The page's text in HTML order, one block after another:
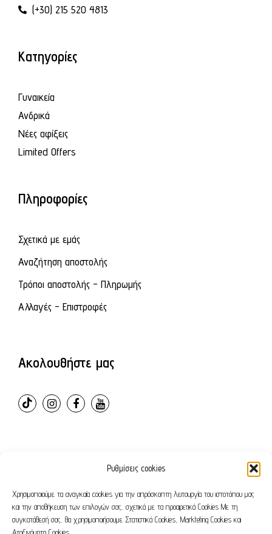
Ρυθμίσεις cookies
Χρησιμοποιούμε τα αναγκαία cookies για την απρόσκοπτη λειτουργία του ιστοτόπου μας
και την αποθήκευση των επιλογών σας, σχετικά με τα προαιρετικά Cookies Με τη
συγκατάθεσή σας, θα χρησιμοποιήσουμε Στατιστικά Cookies, Markteting Cookies και
(+30) 215 520 4813
Κατηγορίες
Γυναικεία
Ανδρικά
Νέες αφίξεις
Limited Offers
Πληροφορίες
Σχετικά με εμάς
Αναζήτηση αποστολής
Τρόποι αποστολής - Πληρωμής
Αλλαγές - Επιστροφές
Ακολουθήστε μας
© 2024 – ovvioanatomic. All Rights Reserved. E-shop
developed by Webleaders.gr